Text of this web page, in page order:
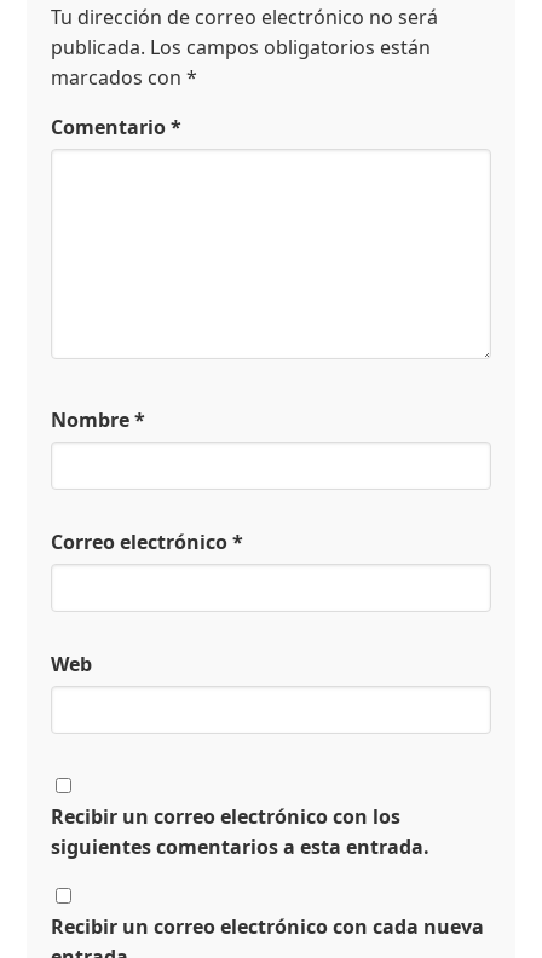
Tu dirección de correo electrónico no será
publicada. Los campos obligatorios están
marcados con*
Comentario*
Nombre*
Correo electrónico*
Web
Recibir un correo electrónico con los
siguientes comentarios a esta entrada.
Recibir un correo electrónico con cada nueva